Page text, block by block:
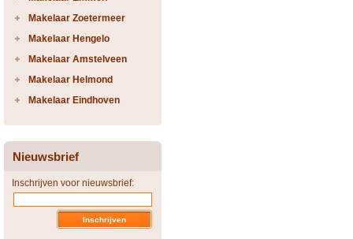
Makelaar Zoetermeer
Makelaar Hengelo
Makelaar Amstelveen
Makelaar Helmond
Makelaar Eindhoven
Nieuwsbrief
Inschrijven voor nieuwsbrief: